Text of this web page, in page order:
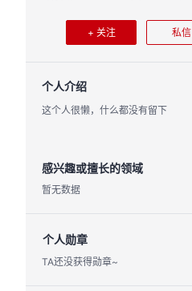
+ 关注 私信
个人介绍
这个人很懒，什么都没有留下
感兴趣或擅长的领域
暂无数据
个人勋章
TA还没获得勋章~